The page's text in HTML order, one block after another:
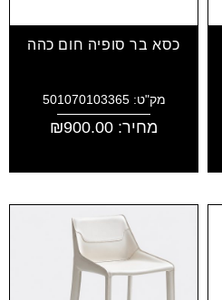
כסא בר סופיה חום כהה
מק"ט: 501070103365
מחיר: ₪900.00